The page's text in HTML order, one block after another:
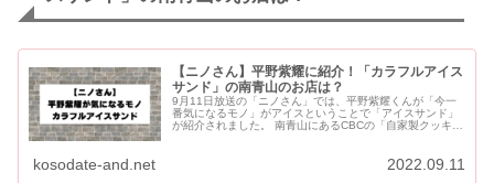
【ニノさん】平野紫耀に紹介！「カラフルアイス
サンド」の南青山のお店は？
9月11日放送の「ニノさん」では、平野紫耀くんが「今一
番気になるモノ」がアイスということで「アイスサンド」
が紹介されました。 南青山にあるCBCの「自家製クッキー
kosodate-and.net 2022.09.11